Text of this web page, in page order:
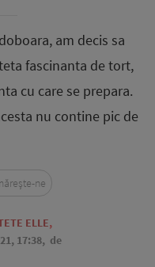
am decis sa
fascinanta de tort,
cu care se prepara.
nu contine pic de
ELLE,
17:38, de
ne